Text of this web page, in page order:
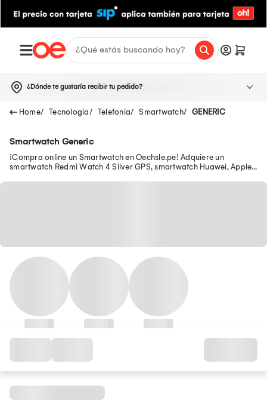
¿Dónde te gustaría recibir tu pedido?
Tecnologia Telefonia Smartwatch GENERIC
Smartwatch Generic
¡Compra online un Smartwatch en Oechsle.pe! Adquiere un
smartwatch Redmi Watch 4 Silver GPS, smartwatch Huawei, Apple